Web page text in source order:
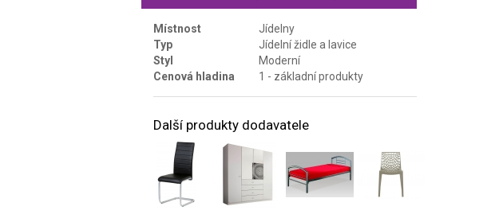
Místnost
Jídelny
Typ
Jídelní židle a lavice
Styl
Moderní
Cenová hladina
1 - základní produkty
Další produkty dodavatele